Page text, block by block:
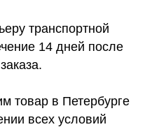
транспортной
14 дней после
товар в Петербурге
всех условий